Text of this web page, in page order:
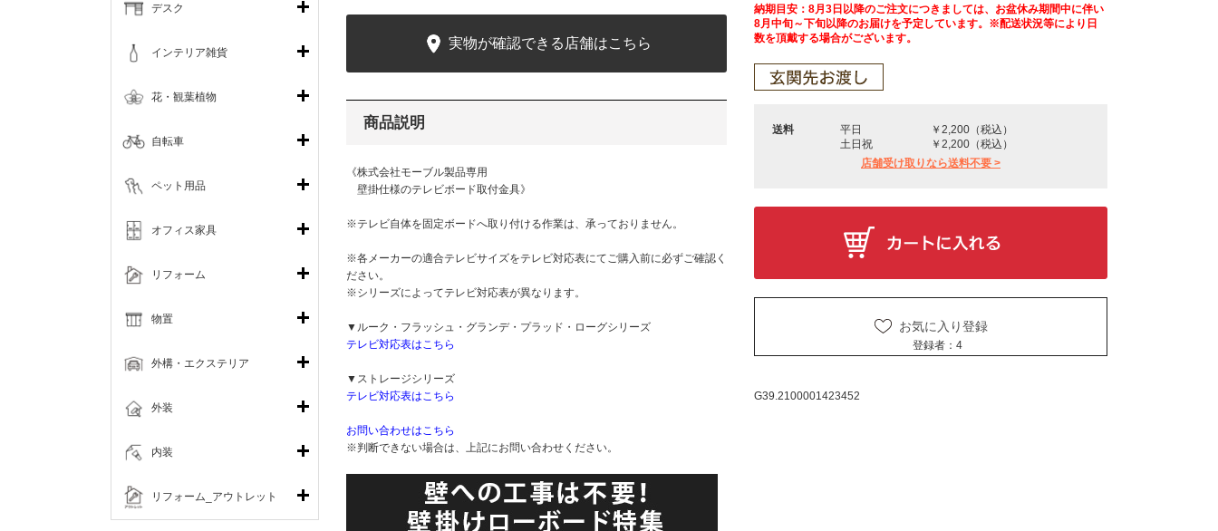
実物が確認できる店舗はこちら
商品説明
《株式会社モーブル製品専用
壁掛仕様のテレビボード取付金具》
※テレビ自体を固定ボードへ取り付ける作業は、承っておりません。
※各メーカーの適合テレビサイズをテレビ対応表にてご購入前に必ずご確認く
ださい。
※シリーズによってテレビ対応表が異なります。
▼ルーク・フラッシュ・グランデ・プラッド・ローグシリーズ
テレビ対応表はこちら
▼ストレージシリーズ
テレビ対応表はこちら
お問い合わせはこちら
※判断できない場合は、上記にお問い合わせください。
納期目安：8月3日以降のご注文につきましては、お盆休み期間中に伴い
8月中旬～下旬以降のお届けを予定しています。※配送状況等により日
数を頂戴する場合がございます。
送料 平日
￥2,200（税込）
土日祝
￥2,200（税込）
店舗受け取りなら送料不要 >
お気に入り登録
登録者： 4
G39.2100001423452
デスク
インテリア雑貨
花・観葉植物
自転車
ペット用品
オフィス家具
リフォーム
リフォーム_アウトレット
物置
外構・エクステリア
外装
内装